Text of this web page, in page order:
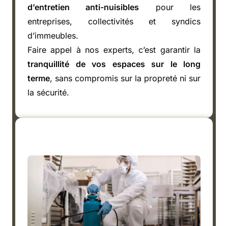
d’entretien anti-nuisibles pour les
entreprises, collectivités et syndics
d’immeubles.
Faire appel à nos experts, c’est garantir la
tranquillité de vos espaces sur le long
terme, sans compromis sur la propreté ni sur
la sécurité.